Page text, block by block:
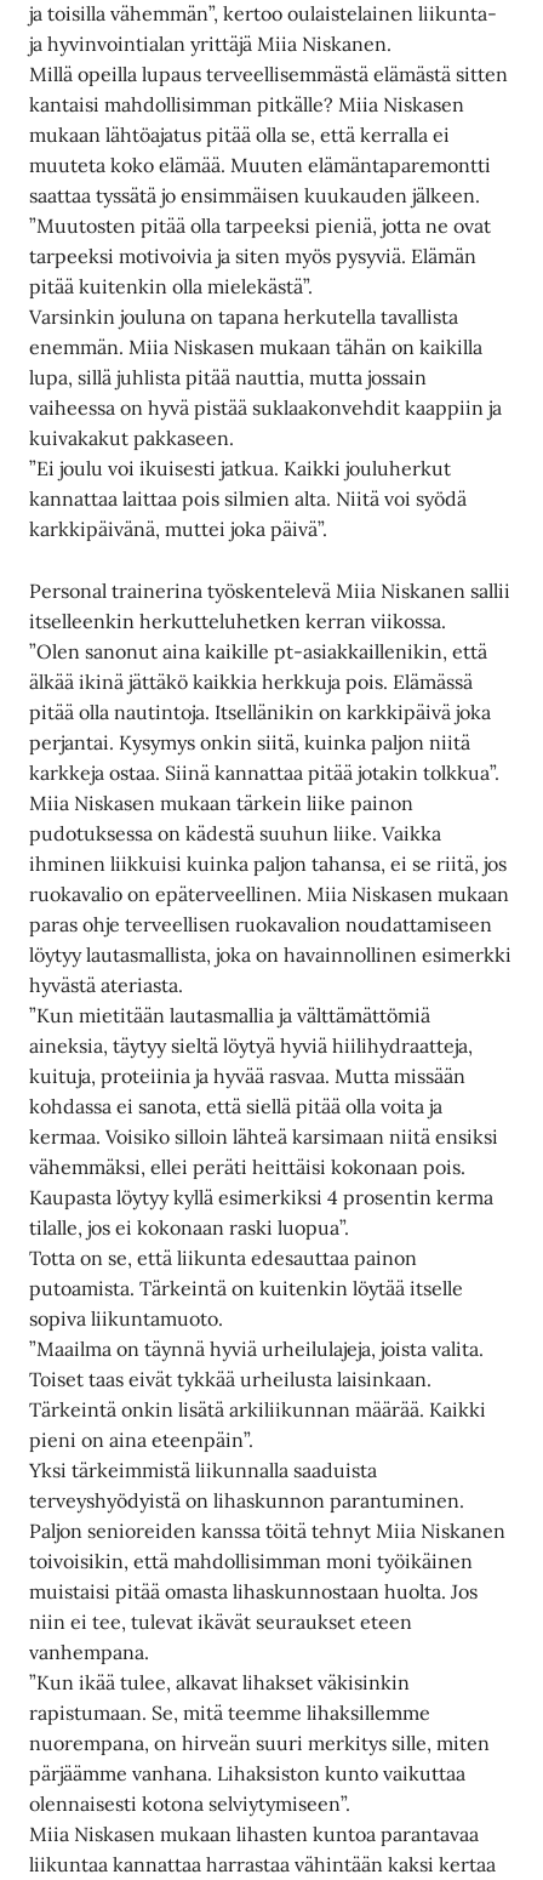
ja toisilla vähemmän”, kertoo oulaistelainen liikunta-
ja hyvinvointialan yrittäjä Miia Niskanen.
Millä opeilla lupaus terveellisemmästä elämästä sitten
kantaisi mahdollisimman pitkälle? Miia Niskasen
mukaan lähtöajatus pitää olla se, että kerralla ei
muuteta koko elämää. Muuten elämäntaparemontti
saattaa tyssätä jo ensimmäisen kuukauden jälkeen.
”Muutosten pitää olla tarpeeksi pieniä, jotta ne ovat
tarpeeksi motivoivia ja siten myös pysyviä. Elämän
pitää kuitenkin olla mielekästä”.
Varsinkin jouluna on tapana herkutella tavallista
enemmän. Miia Niskasen mukaan tähän on kaikilla
lupa, sillä juhlista pitää nauttia, mutta jossain
vaiheessa on hyvä pistää suklaakonvehdit kaappiin ja
kuivakakut pakkaseen.
”Ei joulu voi ikuisesti jatkua. Kaikki jouluherkut
kannattaa laittaa pois silmien alta. Niitä voi syödä
karkkipäivänä, muttei joka päivä”.
Personal trainerina työskentelevä Miia Niskanen sallii
itselleenkin herkutteluhetken kerran viikossa.
”Olen sanonut aina kaikille pt-asiakkaillenikin, että
älkää ikinä jättäkö kaikkia herkkuja pois. Elämässä
pitää olla nautintoja. Itsellänikin on karkkipäivä joka
perjantai. Kysymys onkin siitä, kuinka paljon niitä
karkkeja ostaa. Siinä kannattaa pitää jotakin tolkkua”.
Miia Niskasen mukaan tärkein liike painon
pudotuksessa on kädestä suuhun liike. Vaikka
ihminen liikkuisi kuinka paljon tahansa, ei se riitä, jos
ruokavalio on epäterveellinen. Miia Niskasen mukaan
paras ohje terveellisen ruokavalion noudattamiseen
löytyy lautasmallista, joka on havainnollinen esimerkki
hyvästä ateriasta.
”Kun mietitään lautasmallia ja välttämättömiä
aineksia, täytyy sieltä löytyä hyviä hiilihydraatteja,
kuituja, proteiinia ja hyvää rasvaa. Mutta missään
kohdassa ei sanota, että siellä pitää olla voita ja
kermaa. Voisiko silloin lähteä karsimaan niitä ensiksi
vähemmäksi, ellei peräti heittäisi kokonaan pois.
Kaupasta löytyy kyllä esimerkiksi 4 prosentin kerma
tilalle, jos ei kokonaan raski luopua”.
Totta on se, että liikunta edesauttaa painon
putoamista. Tärkeintä on kuitenkin löytää itselle
sopiva liikuntamuoto.
”Maailma on täynnä hyviä urheilulajeja, joista valita.
Toiset taas eivät tykkää urheilusta laisinkaan.
Tärkeintä onkin lisätä arkiliikunnan määrää. Kaikki
pieni on aina eteenpäin”.
Yksi tärkeimmistä liikunnalla saaduista
terveyshyödyistä on lihaskunnon parantuminen.
Paljon senioreiden kanssa töitä tehnyt Miia Niskanen
toivoisikin, että mahdollisimman moni työikäinen
muistaisi pitää omasta lihaskunnostaan huolta. Jos
niin ei tee, tulevat ikävät seuraukset eteen
vanhempana.
”Kun ikää tulee, alkavat lihakset väkisinkin
rapistumaan. Se, mitä teemme lihaksillemme
nuorempana, on hirveän suuri merkitys sille, miten
pärjäämme vanhana. Lihaksiston kunto vaikuttaa
olennaisesti kotona selviytymiseen”.
Miia Niskasen mukaan lihasten kuntoa parantavaa
liikuntaa kannattaa harrastaa vähintään kaksi kertaa